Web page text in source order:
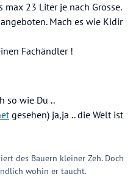
23 Liter je nach Grösse.
Mach es wie Kidir
Fachändler !
so wie Du ..
gesehen) ja,ja .. die Welt ist
des Bauern kleiner Zeh. Doch
wohin er taucht.